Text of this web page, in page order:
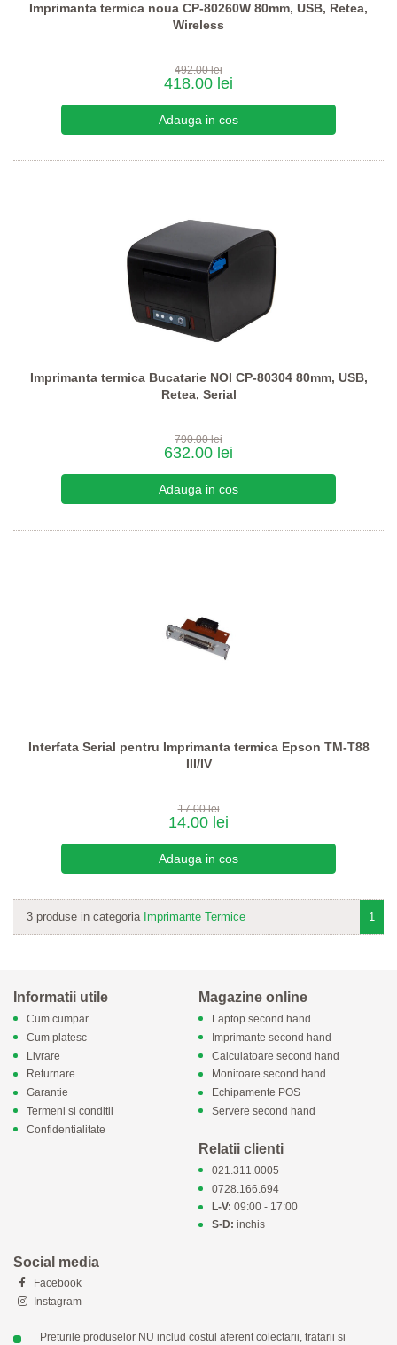
Imprimanta termica noua CP-80260W 80mm, USB, Retea,
Wireless
492.00 lei
418.00 lei
Imprimanta termica Bucatarie NOI CP-80304 80mm, USB,
Retea, Serial
790.00 lei
632.00 lei
Interfata Serial pentru Imprimanta termica Epson TM-T88
III/IV
17.00 lei
14.00 lei
3 produse in categoria Imprimante Termice 1
Informatii utile
Cum cumpar
Cum platesc
Livrare
Returnare
Garantie
Termeni si conditii
Confidentialitate
Magazine online
Laptop second hand
Imprimante second hand
Calculatoare second hand
Monitoare second hand
Echipamente POS
Servere second hand
Relatii clienti
021.311.0005
0728.166.694
L-V: 09:00 - 17:00
S-D: inchis
Social media
Facebook
Instagram
Preturile produselor NU includ costul aferent colectarii, tratarii si